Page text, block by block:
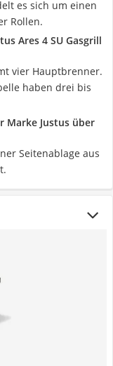
es sich um einen
Rollen.
Ares 4 SU Gasgrill
vier Hauptbrenner.
haben drei bis
Marke Justus über
Seitenablage aus